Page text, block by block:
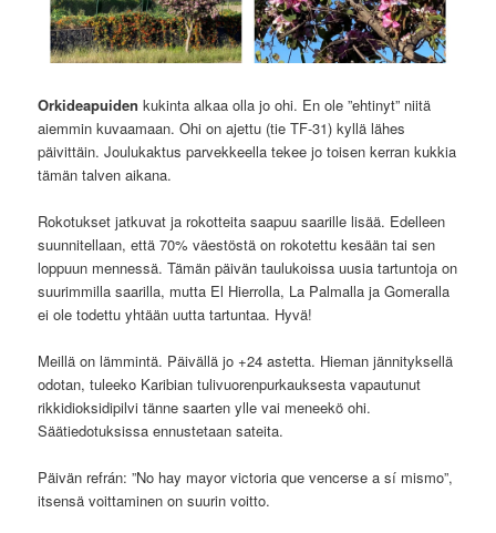
Orkideapuiden kukinta alkaa olla jo ohi. En ole ”ehtinyt” niitä
aiemmin kuvaamaan. Ohi on ajettu (tie TF-31) kyllä lähes
päivittäin. Joulukaktus parvekkeella tekee jo toisen kerran kukkia
tämän talven aikana.
Rokotukset jatkuvat ja rokotteita saapuu saarille lisää. Edelleen
suunnitellaan, että 70% väestöstä on rokotettu kesään tai sen
loppuun mennessä. Tämän päivän taulukoissa uusia tartuntoja on
suurimmilla saarilla, mutta El Hierrolla, La Palmalla ja Gomeralla
ei ole todettu yhtään uutta tartuntaa. Hyvä!
Meillä on lämmintä. Päivällä jo +24 astetta. Hieman jännityksellä
odotan, tuleeko Karibian tulivuorenpurkauksesta vapautunut
rikkidioksidipilvi tänne saarten ylle vai meneekö ohi.
Säätiedotuksissa ennustetaan sateita.
Päivän refrán: ”No hay mayor victoria que vencerse a sí mismo”,
itsensä voittaminen on suurin voitto.